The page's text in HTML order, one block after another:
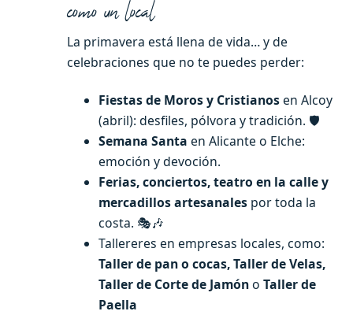
como un local
La primavera está llena de vida… y de
celebraciones que no te puedes perder:
Fiestas de Moros y Cristianosen Alcoy
(abril): desfiles, pólvora y tradición. 🛡️
Semana Santa en Alicante o Elche:
emoción y devoción.
Ferias, conciertos, teatro en la calle y
mercadillos artesanales por toda la
costa. 🎭🎶
Tallereres en empresas locales, como:
Taller de pan o cocas, Taller de Velas,
Taller de Corte de Jamóno Taller de
Paella